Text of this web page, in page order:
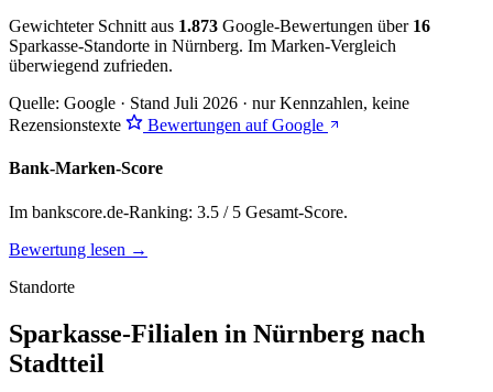
Gewichteter Schnitt aus 1.873 Google-Bewertungen über 16
Sparkasse-Standorte in Nürnberg. Im Marken-Vergleich
überwiegend zufrieden.
Quelle: Google · Stand Juli 2026 · nur Kennzahlen, keine
Rezensionstexte
Bewertungen auf Google
Bank-Marken-Score
Im bankscore.de-Ranking: 3.5 / 5 Gesamt-Score.
Bewertung lesen →
Standorte
Sparkasse-Filialen in Nürnberg nach
Stadtteil